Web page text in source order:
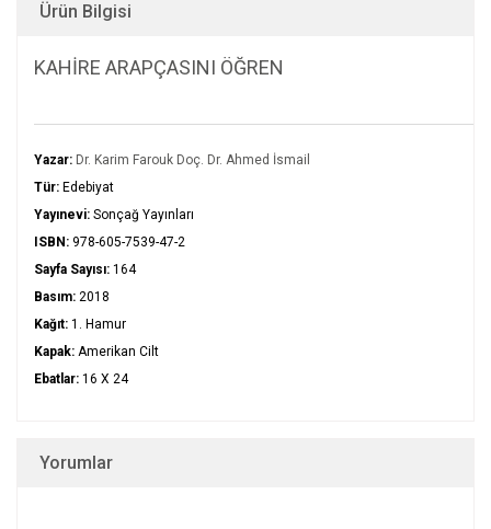
Ürün Bilgisi
KAHİRE ARAPÇASINI ÖĞREN
Yazar: Dr. Karim Farouk Doç. Dr. Ahmed İsmail
Tür: Edebiyat
Yayınevi: Sonçağ Yayınları
ISBN: 978-605-7539-47-2
Sayfa Sayısı: 164
Basım: 2018
Kağıt: 1. Hamur
Kapak: Amerikan Cilt
Ebatlar: 16 X 24
Yorumlar